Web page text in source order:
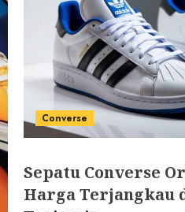
Converse
Sepatu Converse
Harga Terjangkau